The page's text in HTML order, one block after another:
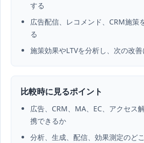
する
広告配信、レコメンド、CRM施策
る
施策効果やLTVを分析し、次の改
比較時に見るポイント
広告、CRM、MA、EC、アクセス
携できるか
分析、生成、配信、効果測定のど